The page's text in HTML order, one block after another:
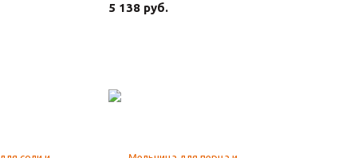
5 138 руб.